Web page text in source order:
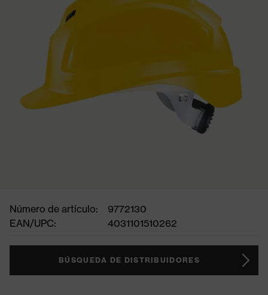
Número de artículo:
9772130
EAN/UPC:
4031101510262
BÚSQUEDA DE DISTRIBUIDORES